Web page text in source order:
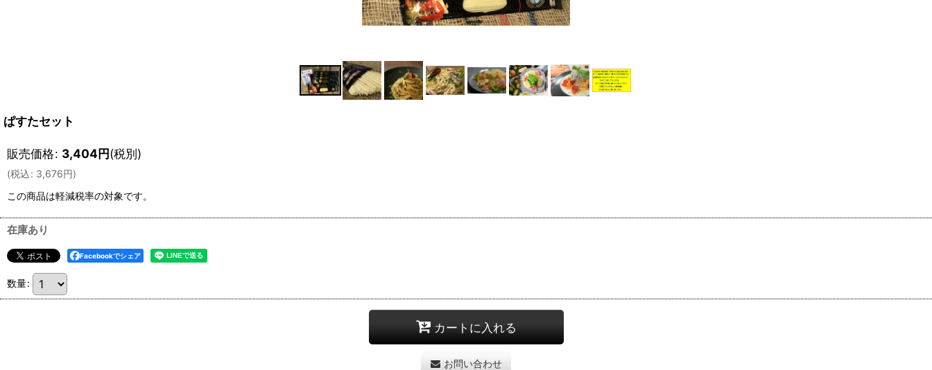
ぱすたセット
販売価格: 3,404円(税別)
(税込: 3,676円)
この商品は軽減税率の対象です。
在庫あり
Facebookでシェア
数量:
カートに入れる
お問い合わせ